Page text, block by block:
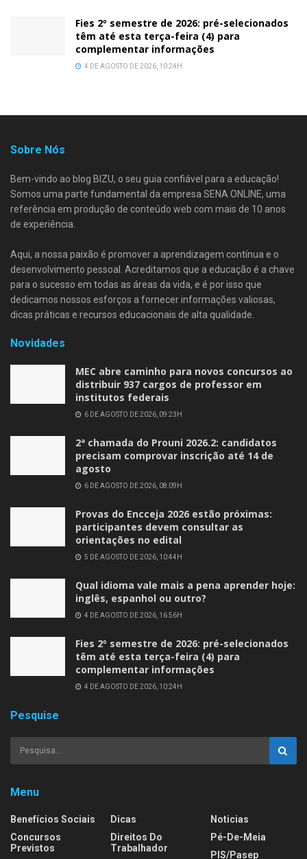
Fies 2º semestre de 2026: pré-selecionados
têm até esta terça-feira (4) para
complementar informações
4 DE AGOSTO DE 2026, 10:24H
Sobre Nós
Bem-vindo ao blog BIZU, o seu guia confiável para a educação!
Somos uma parte fundamental da empresa SENA ONLINE, uma
referência em produção de conteúdo web com mais de 10 anos
de experiência.
Aqui, a nossa paixão é promover a aprendizagem contínua e o
desenvolvimento pessoal. Acreditamos que a educação é a chave
para o sucesso em todas as áreas da vida, e é por isso que
dedicamos nossos esforços a fornecer informações valiosas,
dicas práticas e recursos educacionais de alta qualidade.
Novidades
MEC abre caminho para novos concursos ao
distribuir 937 cargos de professor em
institutos federais
6 DE AGOSTO DE 2026, 09:23H
2ª chamada do Prouni 2026.2: candidatos
precisam comprovar inscrição até 14 de
agosto
6 DE AGOSTO DE 2026, 08:09H
Provas do Encceja 2026 estão próximas:
participantes devem consultar as
orientações no edital
5 DE AGOSTO DE 2026, 10:44H
Qual idioma vale mais a pena aprender hoje:
inglês, espanhol ou outro?
4 DE AGOSTO DE 2026, 16:56H
Fies 2º semestre de 2026: pré-selecionados
têm até esta terça-feira (4) para
complementar informações
4 DE AGOSTO DE 2026, 10:24H
Pesquise
Menu
Benefícios Sociais
Concursos
Previstos
Dicas
Direitos Do
Trabalhador
Noticias
Pé-De-Meia
PIS/Pasep